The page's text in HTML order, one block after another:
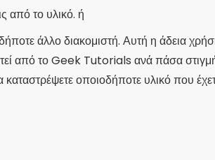
από το υλικό. ή
άλλο διακομιστή. Αυτή η άδεια
από το Geek Tutorials ανά πάσα
οποιοδήποτε υλικό που